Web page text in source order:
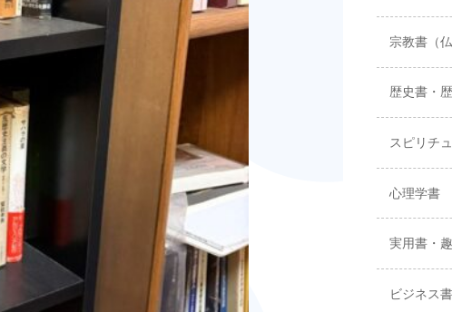
宗教書（
歴史書・
スピリチ
心理学書
実用書・
ビジネス